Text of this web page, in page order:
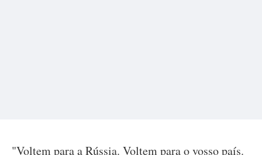
"Voltem para a Rússia. Voltem para o vosso país.